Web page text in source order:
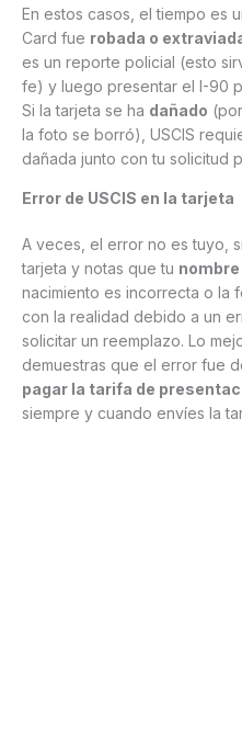
En estos casos, el tiempo es
Card fue robada o
es un reporte policial (esto
fe) y luego presentar el I-90
Si la tarjeta se ha dañado
la foto se borró), USCIS
dañada junto con tu solicitud
Error de USCIS en la tarjeta
A veces, el error no es tuyo,
tarjeta y notas que tu
nacimiento es incorrecta o la
con la realidad debido a un
solicitar un reemplazo. Lo
demuestras que el error fue
pagar la tarifa de
siempre y cuando envíes la